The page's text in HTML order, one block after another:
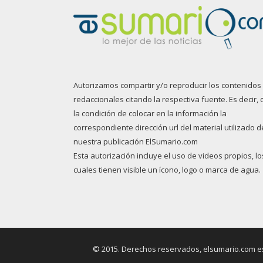
Autorizamos compartir y/o reproducir los contenidos
redaccionales citando la respectiva fuente. Es decir,
la condición de colocar en la información la
correspondiente dirección url del material utilizado
nuestra publicación ElSumario.com
Esta autorización incluye el uso de videos propios,
cuales tienen visible un ícono, logo o marca de agua.
© 2015. Derechos reservados, elsumario.com